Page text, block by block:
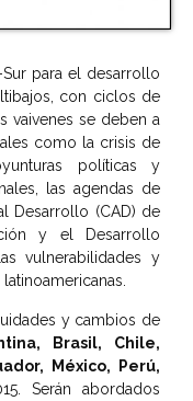
para el desarrollo
con ciclos de
vaivenes se deben a
como la crisis de
políticas y
las agendas de
Desarrollo (CAD) de
y el Desarrollo
vulnerabilidades y
y cambios de
Brasil, Chile,
México, Perú,
Serán abordados